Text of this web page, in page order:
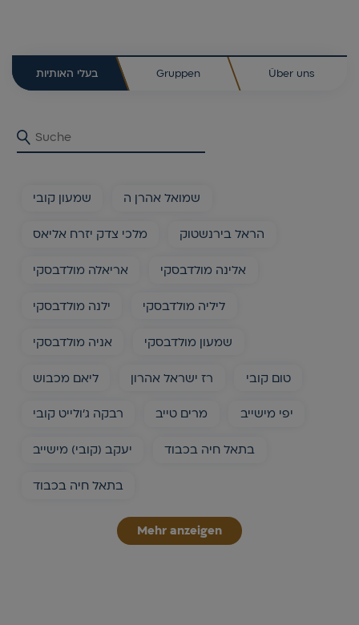
בעלי האותיות Gruppen Über uns
שמעון קובי שמואל אהרן ה
מלכי צדק יזרח אליאס הראל בירנשטוק
אריאלה מולדבסקי אלינה מולדבסקי
ילנה מולדבסקי ליליה מולדבסקי
אניה מולדבסקי שמעון מולדבסקי
ליאם מכבוש רז ישראל אהרון טום קובי
רבקה ג׳ולייט קובי מרים טייב יפי מישייב
יעקב (קובי) מישייב בתאל חיה בכבוד
בתאל חיה בכבוד
Mehr anzeigen